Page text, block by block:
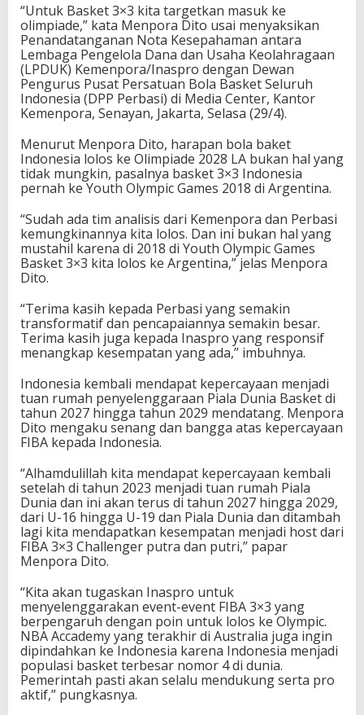
d
o
n
e
s
i
a
T
a
n
R
u
a
h
E
v
t
F
I
B
h
i
n
g
2
0
2
9
“Untuk Basket 3×3 kita targetkan masuk ke
olimpiade,” kata Menpora Dito usai menyaksikan
Penandatanganan Nota Kesepahaman antara
Lembaga Pengelola Dana dan Usaha Keolahragaan
(LPDUK) Kemenpora/Inaspro dengan Dewan
Pengurus Pusat Persatuan Bola Basket Seluruh
Indonesia (DPP Perbasi) di Media Center, Kantor
Kemenpora, Senayan, Jakarta, Selasa (29/4).
Menurut Menpora Dito, harapan bola baket
Indonesia lolos ke Olimpiade 2028 LA bukan hal yang
tidak mungkin, pasalnya basket 3×3 Indonesia
pernah ke Youth Olympic Games 2018 di Argentina.
“Sudah ada tim analisis dari Kemenpora dan Perbasi
kemungkinannya kita lolos. Dan ini bukan hal yang
mustahil karena di 2018 di Youth Olympic Games
Basket 3×3 kita lolos ke Argentina,” jelas Menpora
Dito.
“Terima kasih kepada Perbasi yang semakin
transformatif dan pencapaiannya semakin besar.
Terima kasih juga kepada Inaspro yang responsif
menangkap kesempatan yang ada,” imbuhnya.
Indonesia kembali mendapat kepercayaan menjadi
tuan rumah penyelenggaraan Piala Dunia Basket di
tahun 2027 hingga tahun 2029 mendatang. Menpora
Dito mengaku senang dan bangga atas kepercayaan
FIBA kepada Indonesia.
“Alhamdulillah kita mendapat kepercayaan kembali
setelah di tahun 2023 menjadi tuan rumah Piala
Dunia dan ini akan terus di tahun 2027 hingga 2029,
dari U-16 hingga U-19 dan Piala Dunia dan ditambah
lagi kita mendapatkan kesempatan menjadi host dari
FIBA 3×3 Challenger putra dan putri,” papar
Menpora Dito.
“Kita akan tugaskan Inaspro untuk
menyelenggarakan event-event FIBA 3×3 yang
berpengaruh dengan poin untuk lolos ke Olympic.
NBA Accademy yang terakhir di Australia juga ingin
dipindahkan ke Indonesia karena Indonesia menjadi
populasi basket terbesar nomor 4 di dunia.
Pemerintah pasti akan selalu mendukung serta pro
aktif,” pungkasnya.